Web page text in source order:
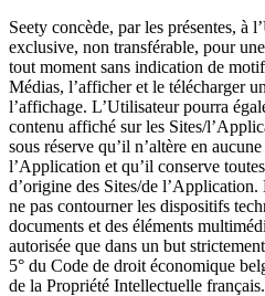
Seety concède, par les présentes, à
exclusive, non transférable, pour
tout moment sans indication de
Médias, l’afficher et le télécharger
l’affichage. L’Utilisateur pourra
contenu affiché sur les Sites/
sous réserve qu’il n’altère en
l’Application et qu’il conserve
d’origine des Sites/de l’Application.
ne pas contourner les dispositifs
documents et des éléments
autorisée que dans un but
5° du Code de droit économique
de la Propriété Intellectuelle français.